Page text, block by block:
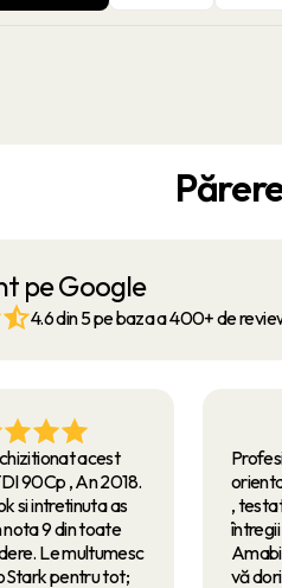
pe Google
4.6 din 5 pe baza a 400+ de
acest
90Cp , An 2018.
si intretinuta as
nota 9 din toate
Le multumesc
pentru tot;
,
vă